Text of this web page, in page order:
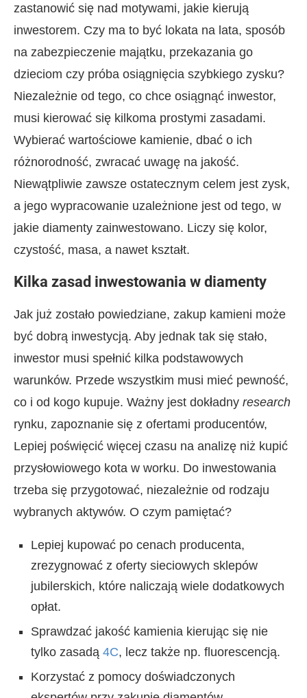
zastanowić się nad motywami, jakie kierują
inwestorem. Czy ma to być lokata na lata, sposób
na zabezpieczenie majątku, przekazania go
dzieciom czy próba osiągnięcia szybkiego zysku?
Niezależnie od tego, co chce osiągnąć inwestor,
musi kierować się kilkoma prostymi zasadami.
Wybierać wartościowe kamienie, dbać o ich
różnorodność, zwracać uwagę na jakość.
Niewątpliwie zawsze ostatecznym celem jest zysk,
a jego wypracowanie uzależnione jest od tego, w
jakie diamenty zainwestowano. Liczy się kolor,
czystość, masa, a nawet kształt.
Kilka zasad inwestowania w diamenty
Jak już zostało powiedziane, zakup kamieni może
być dobrą inwestycją. Aby jednak tak się stało,
inwestor musi spełnić kilka podstawowych
warunków. Przede wszystkim musi mieć pewność,
co i od kogo kupuje. Ważny jest dokładny research
rynku, zapoznanie się z ofertami producentów,
Lepiej poświęcić więcej czasu na analizę niż kupić
przysłowiowego kota w worku. Do inwestowania
trzeba się przygotować, niezależnie od rodzaju
wybranych aktywów. O czym pamiętać?
Lepiej kupować po cenach producenta,
zrezygnować z oferty sieciowych sklepów
jubilerskich, które naliczają wiele dodatkowych
opłat.
Sprawdzać jakość kamienia kierując się nie
tylko zasadą 4C, lecz także np. fluorescencją.
Korzystać z pomocy doświadczonych